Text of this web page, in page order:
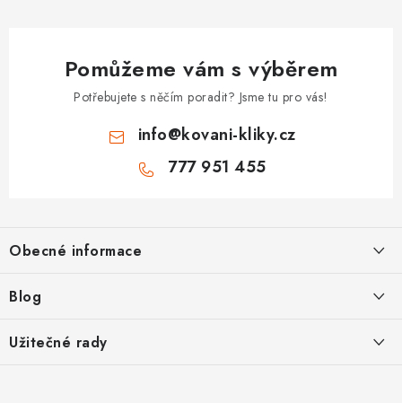
Pomůžeme vám s výběrem
Potřebujete s něčím poradit? Jsme tu pro vás!
info@kovani-kliky.cz
777 951 455
p
a
Obecné informace
OP
Blog
Užitečné rady